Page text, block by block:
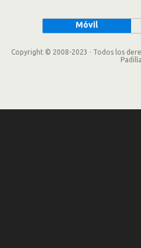
Móvil
Copyright © 2008-2023 · Todos los
Padilla